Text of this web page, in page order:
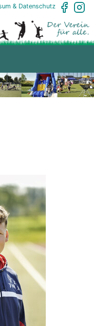
& Datenschutz